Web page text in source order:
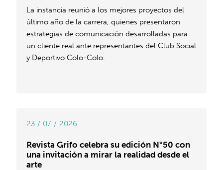
La instancia reunió a los mejores proyectos del
último año de la carrera, quienes presentaron
estrategias de comunicación desarrolladas para
un cliente real ante representantes del Club Social
y Deportivo Colo-Colo.
23 / 07 / 2026
Revista Grifo celebra su edición N°50 con
una invitación a mirar la realidad desde el
arte